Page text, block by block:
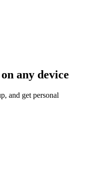
any device
and get personal